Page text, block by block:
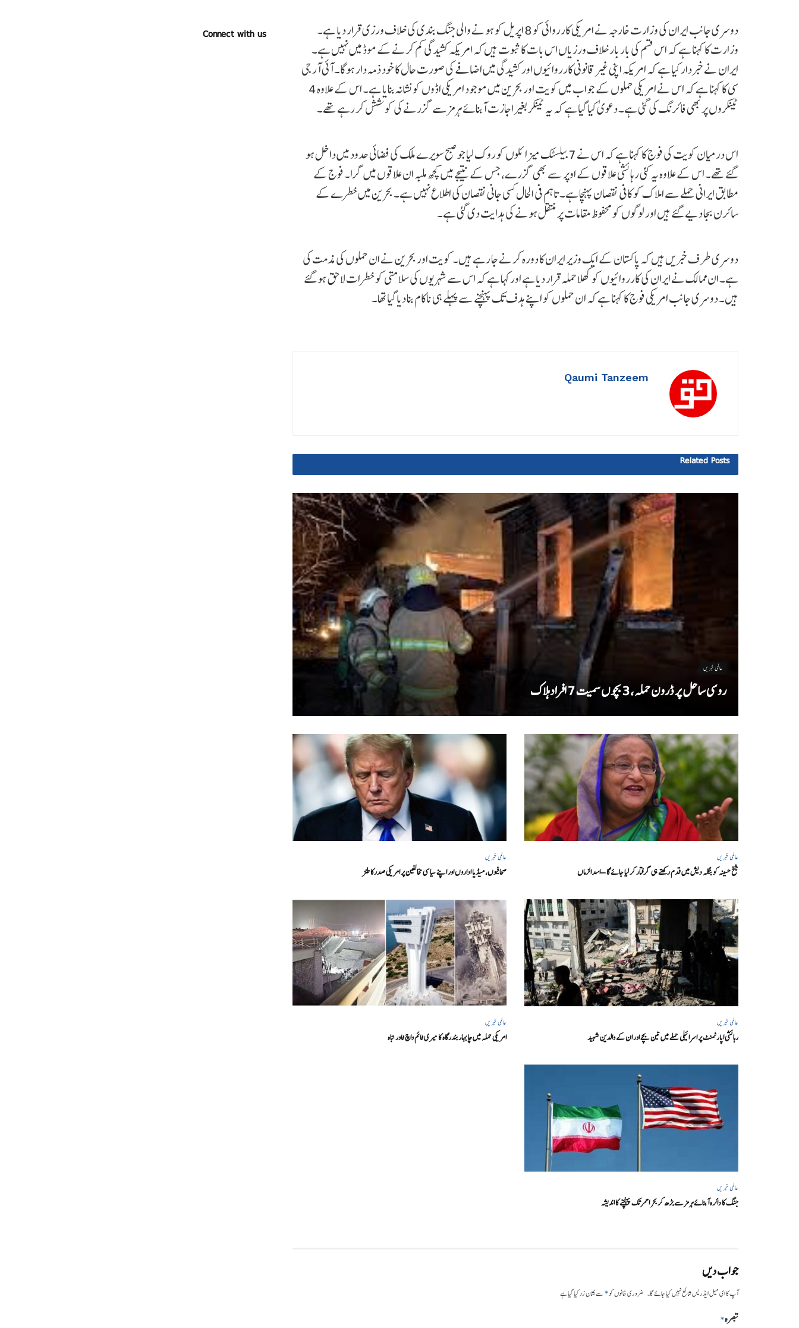
دوسری جانب ایران کی وزارت خارجہ نے امریکی کارروائی کو 8 اپریل کو ہونے والی جنگ بندی کی خلاف ورزی قرار دیا ہے۔
وزارت کا کہنا ہے کہ اس قسم کی بار بار خلاف ورزیاں اس بات کا ثبوت ہیں کہ امریکہ کشیدگی کم کرنے کے موڈ میں نہیں ہے۔
ایران نے خبردار کیا ہے کہ امریکہ اپنی غیر قانونی کارروائیوں اور کشیدگی میں اضافے کی صورت حال کا خود ذمہ دار ہوگا۔ آئی آر جی
سی کا کہنا ہے کہ اس نے امریکی حملوں کے جواب میں کویت اور بحرین میں موجود امریکی اڈوں کو نشانہ بنایا ہے۔ اس کے علاوہ 4
ٹینکروں پر بھی فائرنگ کی گئی ہے۔ دعویٰ کیا گیا ہے کہ یہ ٹینکر بغیر اجازت آبنائے ہرمز سے گزرنے کی کوشش کر رہے تھے۔
اس درمیان کویت کی فوج کا کہنا ہے کہ اس نے 7 بیلسٹک میزائلوں کو روک لیا جو صبح سویرے ملک کی فضائی حدود میں داخل ہو
گئے تھے۔ اس کے علاوہ یہ کئی رہائشی علاقوں کے اوپر سے بھی گزرے، جس کے نتیجے میں کچھ ملبہ ان علاقوں میں گرا۔ فوج کے
مطابق ایرانی حملے سے املاک کو کافی نقصان پہنچا ہے۔ تاہم فی الحال کسی جانی نقصان کی اطلاع نہیں ہے۔ بحرین میں خطرے کے
سائرن بجا دیے گئے ہیں اور لوگوں کو محفوظ مقامات پر منتقل ہونے کی ہدایت دی گئی ہے۔
دوسری طرف خبریں ہیں کہ پاکستان کے ایک وزیر ایران کا دورہ کرنے جا رہے ہیں۔ کویت اور بحرین نے ان حملوں کی مذمت کی
ہے۔ ان ممالک نے ایران کی کارروائیوں کو کھلا حملہ قرار دیا ہے اور کہا ہے کہ اس سے شہریوں کی سلامتی کو خطرات لاحق ہو گئے
ہیں۔ دوسری جانب امریکی فوج کا کہنا ہے کہ ان حملوں کو اپنے ہدف تک پہنچنے سے پہلے ہی ناکام بنا دیا گیا تھا۔
Qaumi Tanzeem
Related Posts
عالمی خبریں
روسی ساحل پر ڈرون حملہ، 3 بچوں سمیت 7 افراد ہلاک
عالمی خبریں
شیخ حسینہ کو بنگلہ دیش میں قدم رکھتے ہی گرفتار کر لیا جائے گا – اسد الزماں
عالمی خبریں
صحافیوں، میڈیا اداروں اور اپنے سیاسی مخالفین پر امریکی صدرکا طنز
عالمی خبریں
رہائشی اپارٹمنٹ پر اسرائیلی حملے میں تین بچے اور ان کے والدین شہید
عالمی خبریں
امریکی حملہ میں چابہار بندرگاہ کا میری ٹائم واچ ٹاور تباہ
عالمی خبریں
جنگ کا دائرہ آبنائے ہرمز سے بڑھ کر بحر احمر تک پہنچنے کا اندیشہ
جواب دیں
آپ کا ای میل ایڈریس شائع نہیں کیا جائے گا۔ ضروری خانوں کو*سے نشان زد کیا گیا ہے
تبصرہ*
Connect with us